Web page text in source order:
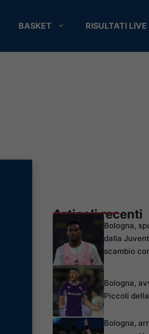
BASKET RISULTATI LIVE
Articoli recenti
Bologna,
dalla
scambio
Bologna,
Piccoli
Bologna,